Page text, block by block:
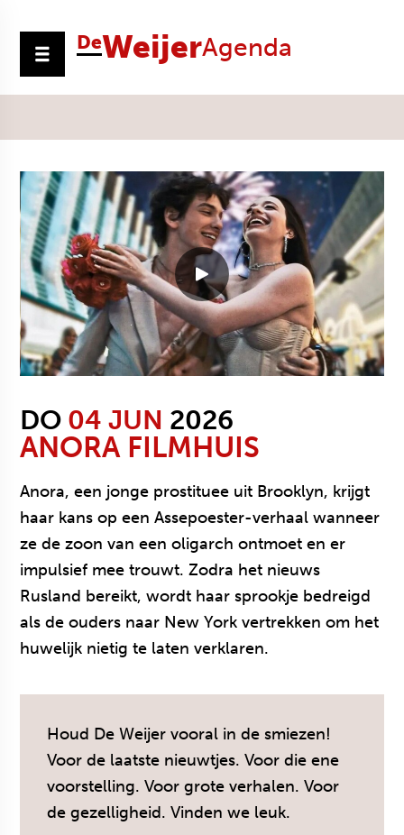
DeWeijerAgenda
DO 04 JUN 2026
ANORAFILMHUIS
Anora, een jonge prostituee uit Brooklyn, krijgt
haar kans op een Assepoester-verhaal wanneer
ze de zoon van een oligarch ontmoet en er
impulsief mee trouwt. Zodra het nieuws
Rusland bereikt, wordt haar sprookje bedreigd
als de ouders naar New York vertrekken om het
huwelijk nietig te laten verklaren.
Houd De Weijer vooral in de smiezen!
Voor de laatste nieuwtjes. Voor die ene
voorstelling. Voor grote verhalen. Voor
de gezelligheid. Vinden we leuk.